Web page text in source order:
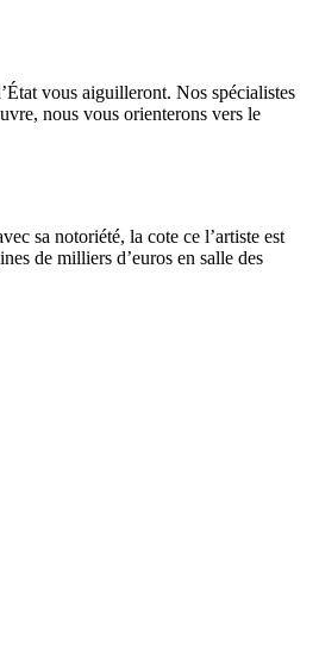
vous aiguilleront. Nos spécialistes
nous vous orienterons vers le
sa notoriété, la cote ce l’artiste est
de milliers d’euros en salle des